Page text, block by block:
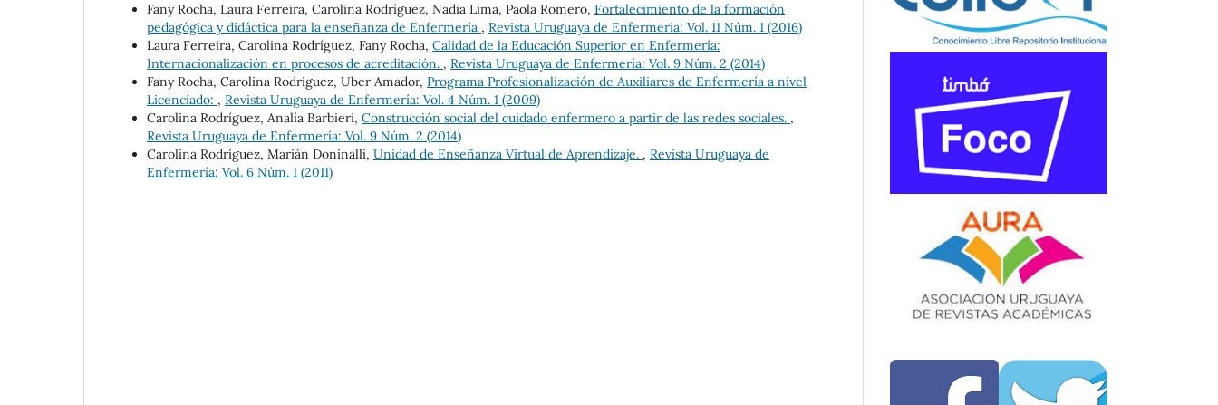
Fany Rocha, Laura Ferreira, Carolina Rodríguez, Nadia Lima, Paola Romero, Fortalecimiento de la formación
pedagógica y didáctica para la enseñanza de Enfermería , Revista Uruguaya de Enfermería: Vol. 11 Núm. 1 (2016)
Laura Ferreira, Carolina Rodríguez, Fany Rocha, Calidad de la Educación Superior en Enfermería:
Internacionalización en procesos de acreditación. , Revista Uruguaya de Enfermería: Vol. 9 Núm. 2 (2014)
Fany Rocha, Carolina Rodríguez, Uber Amador, Programa Profesionalización de Auxiliares de Enfermería a nivel
Licenciado: , Revista Uruguaya de Enfermería: Vol. 4 Núm. 1 (2009)
Carolina Rodríguez, Analía Barbieri, Construcción social del cuidado enfermero a partir de las redes sociales. ,
Revista Uruguaya de Enfermería: Vol. 9 Núm. 2 (2014)
Carolina Rodríguez, Marián Doninalli, Unidad de Enseñanza Virtual de Aprendizaje. , Revista Uruguaya de
Enfermería: Vol. 6 Núm. 1 (2011)